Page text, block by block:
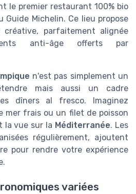
le premier restaurant 100% bio
Guide Michelin. Ce lieu propose
parfaitement alignée
anti-âge offerts par
n'est pas simplement un
mais aussi un cadre
dîners al fresco. Imaginez
mer frais ou un filet de poisson
la vue sur la Méditerranée. Les
régulièrement, ajoutent
pour rendre votre expérience
variées